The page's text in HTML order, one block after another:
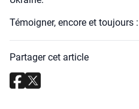
Témoi­gner, encore et tou­jours
Partager cet article